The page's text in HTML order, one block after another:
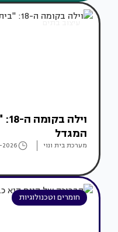
עיצוב בתים
המגדל
מערכת בית ונוי
חומרים וטכנולוגיות